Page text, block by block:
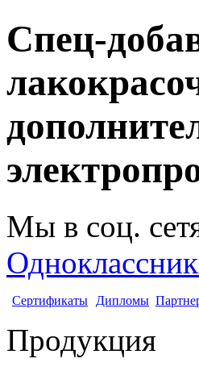
Спец-
Мы в соц.
Сертификаты Дипломы
Продукция